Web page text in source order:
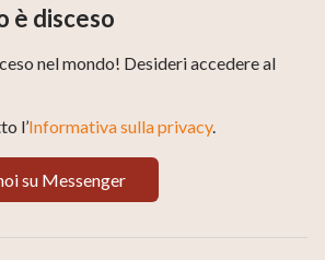
è disceso
nel mondo! Desideri accedere al
l’Informativa sulla privacy.
su Messenger